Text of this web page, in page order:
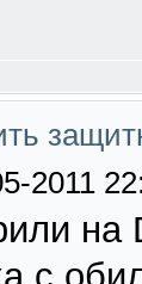
2011